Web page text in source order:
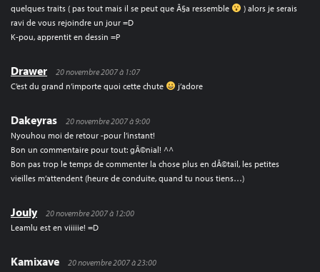
quelques traits ( pas tout mais il se peut que Ã§a ressemble
) alors je serais
ravi de vous rejoindre un jour =D
K-pou, apprentit en dessin =P
Drawer
20 novembre 2007 à 1:07
C’est du grand n’importe quoi cette chute
j’adore
Dakeyras
20 novembre 2007 à 9:00
Nyouhou moi de retour -pour l’instant!
Bon un commentaire pour tout: gÃ©nial! ^^
Bon pas trop le temps de commenter la chose plus en dÃ©tail, les petites
vieilles m’attendent (heure de conduite, quand tu nous tiens…)
Jouly
20 novembre 2007 à 12:00
Leamlu est en viiiiie! =D
Kamixave
20 novembre 2007 à 23:00